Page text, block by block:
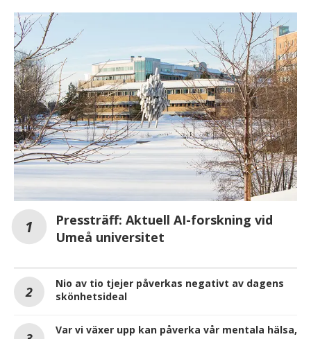
Pressträff: Aktuell AI-forskning vid
Umeå universitet
Nio av tio tjejer påverkas negativt av dagens
skönhetsideal
Var vi växer upp kan påverka vår mentala hälsa,